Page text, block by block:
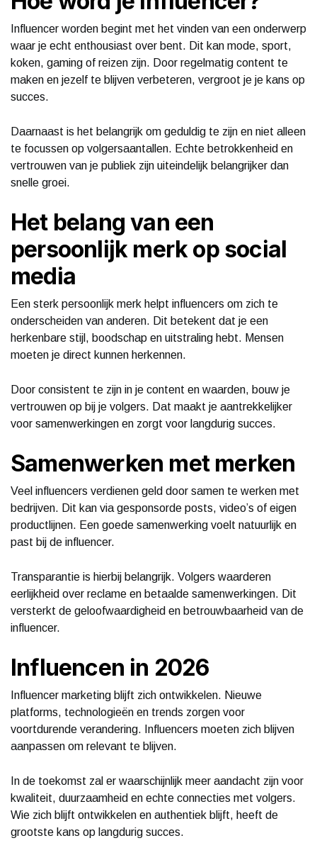
Influencer worden begint met het vinden van een onderwerp
waar je echt enthousiast over bent. Dit kan mode, sport,
koken, gaming of reizen zijn. Door regelmatig content te
maken en jezelf te blijven verbeteren, vergroot je je kans op
succes.
Daarnaast is het belangrijk om geduldig te zijn en niet alleen
te focussen op volgersaantallen. Echte betrokkenheid en
vertrouwen van je publiek zijn uiteindelijk belangrijker dan
snelle groei.
Het belang van een
persoonlijk merk op social
media
Een sterk persoonlijk merk helpt influencers om zich te
onderscheiden van anderen. Dit betekent dat je een
herkenbare stijl, boodschap en uitstraling hebt. Mensen
moeten je direct kunnen herkennen.
Door consistent te zijn in je content en waarden, bouw je
vertrouwen op bij je volgers. Dat maakt je aantrekkelijker
voor samenwerkingen en zorgt voor langdurig succes.
Samenwerken met merken
Veel influencers verdienen geld door samen te werken met
bedrijven. Dit kan via gesponsorde posts, video’s of eigen
productlijnen. Een goede samenwerking voelt natuurlijk en
past bij de influencer.
Transparantie is hierbij belangrijk. Volgers waarderen
eerlijkheid over reclame en betaalde samenwerkingen. Dit
versterkt de geloofwaardigheid en betrouwbaarheid van de
influencer.
Influencen in 2026
Influencer marketing blijft zich ontwikkelen. Nieuwe
platforms, technologieën en trends zorgen voor
voortdurende verandering. Influencers moeten zich blijven
aanpassen om relevant te blijven.
In de toekomst zal er waarschijnlijk meer aandacht zijn voor
kwaliteit, duurzaamheid en echte connecties met volgers.
Wie zich blijft ontwikkelen en authentiek blijft, heeft de
grootste kans op langdurig succes.